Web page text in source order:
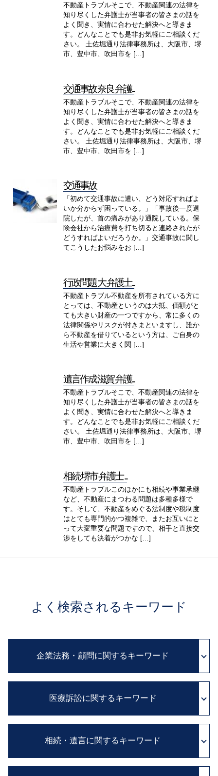
不動産トラブルそこで、不動産関連の法律を
知り尽くした弁護士が当事者の皆さまの話を
よく聞き、実情に合わせた解決へと導きま
す。どんなことでも是非お気軽にご相談くだ
さい。 土佐堀通り法律事務所は、大阪市、堺
市、豊中市、吹田市を […]
交通事故 奈良 弁護...
不動産トラブルそこで、不動産関連の法律を
知り尽くした弁護士が当事者の皆さまの話を
よく聞き、実情に合わせた解決へと導きま
す。どんなことでも是非お気軽にご相談くだ
さい。 土佐堀通り法律事務所は、大阪市、堺
市、豊中市、吹田市を […]
交通事故
「初めて交通事故に遭い、どう対応すればよ
いか分からず困っている。」「事故後一度退
院したが、首の痛みがあり通院している。保
険会社から治療費を打ち切ると連絡されたが
どうすればよいだろうか。」交通事故に関し
てこうしたお悩みをお […]
行政問題 大 弁護士...
不動産トラブル不動産を所有されている方に
とっては、不動産というのは大抵、価額がと
ても大きい財産の一つですから、常に多くの
法律関係やリスクが付きまといますし、誰か
ら不動産を借りているという方は、ご自身の
生活や営業に大きく関 […]
遺言作成 滋賀 弁護...
不動産トラブルそこで、不動産関連の法律を
知り尽くした弁護士が当事者の皆さまの話を
よく聞き、実情に合わせた解決へと導きま
す。どんなことでも是非お気軽にご相談くだ
さい。 土佐堀通り法律事務所は、大阪市、堺
市、豊中市、吹田市を […]
相続 堺市 弁護士 ...
不動産トラブルこのほかにも相続や事業承継
など、不動産にまつわる問題は多種多様で
す。そして、不動産をめぐる法制度や税制度
はとても専門的かつ複雑で、またお互いにと
って大変重要な問題ですので、相手と直接交
渉をしても決着がつかな […]
よく検索されるキーワード
企業法務・顧問に関するキーワード
顧問弁護士 費用
契約書 チェック
企業 コンプライアンス
セクハラ 対処
医療訴訟に関するキーワード
医療事故 医療過誤
診断ミス 医療過誤
相続・遺言に関するキーワード